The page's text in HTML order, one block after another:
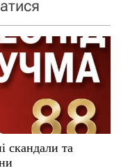
скандали та